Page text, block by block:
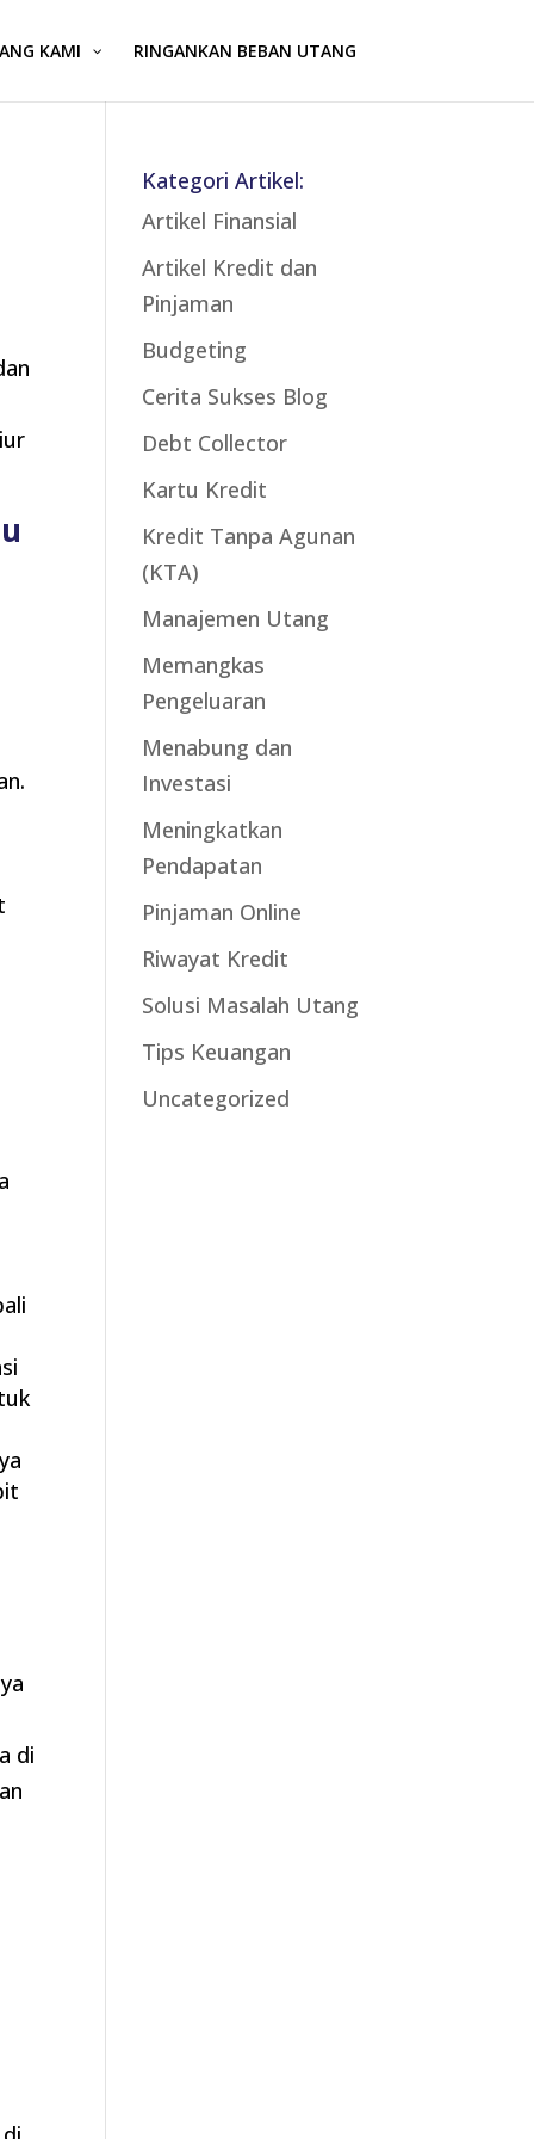
KAMI RINGANKAN BEBAN UTANG
di
Kategori Artikel:
Artikel Finansial
Artikel Kredit dan
Pinjaman
Budgeting
Cerita Sukses Blog
Debt Collector
Kartu Kredit
Kredit Tanpa Agunan
(KTA)
Manajemen Utang
Memangkas
Pengeluaran
Menabung dan
Investasi
Meningkatkan
Pendapatan
Pinjaman Online
Riwayat Kredit
Solusi Masalah Utang
Tips Keuangan
Uncategorized